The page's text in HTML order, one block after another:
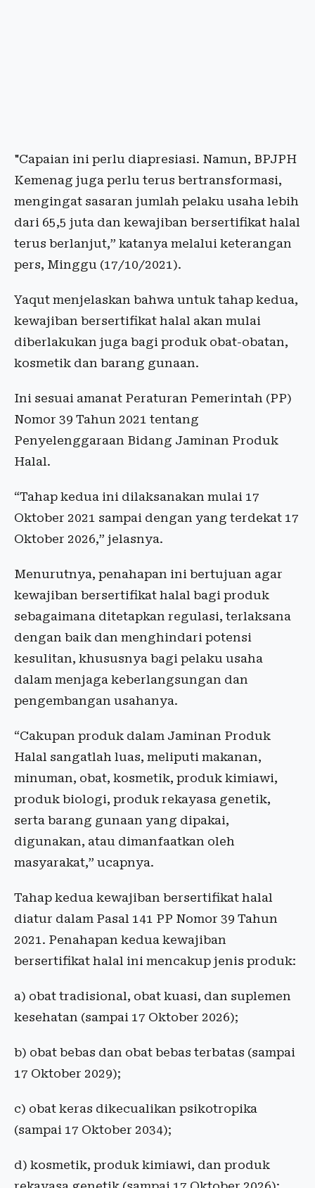
"Capaian ini perlu diapresiasi. Namun, BPJPH
Kemenag juga perlu terus bertransformasi,
mengingat sasaran jumlah pelaku usaha lebih
dari 65,5 juta dan kewajiban bersertifikat halal
terus berlanjut,” katanya melalui keterangan
pers, Minggu (17/10/2021).
Yaqut menjelaskan bahwa untuk tahap kedua,
kewajiban bersertifikat halal akan mulai
diberlakukan juga bagi produk obat-obatan,
kosmetik dan barang gunaan.
Ini sesuai amanat Peraturan Pemerintah (PP)
Nomor 39 Tahun 2021 tentang
Penyelenggaraan Bidang Jaminan Produk
Halal.
“Tahap kedua ini dilaksanakan mulai 17
Oktober 2021 sampai dengan yang terdekat 17
Oktober 2026,” jelasnya.
Menurutnya, penahapan ini bertujuan agar
kewajiban bersertifikat halal bagi produk
sebagaimana ditetapkan regulasi, terlaksana
dengan baik dan menghindari potensi
kesulitan, khususnya bagi pelaku usaha
dalam menjaga keberlangsungan dan
pengembangan usahanya.
“Cakupan produk dalam Jaminan Produk
Halal sangatlah luas, meliputi makanan,
minuman, obat, kosmetik, produk kimiawi,
produk biologi, produk rekayasa genetik,
serta barang gunaan yang dipakai,
digunakan, atau dimanfaatkan oleh
masyarakat,” ucapnya.
Tahap kedua kewajiban bersertifikat halal
diatur dalam Pasal 141 PP Nomor 39 Tahun
2021. Penahapan kedua kewajiban
bersertifikat halal ini mencakup jenis produk:
a) obat tradisional, obat kuasi, dan suplemen
kesehatan (sampai 17 Oktober 2026);
b) obat bebas dan obat bebas terbatas (sampai
17 Oktober 2029);
c) obat keras dikecualikan psikotropika
(sampai 17 Oktober 2034);
d) kosmetik, produk kimiawi, dan produk